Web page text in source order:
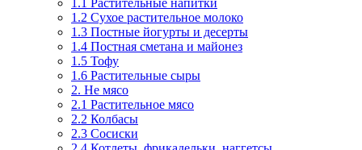
1.2 Сухое растительное молоко
1.3 Постные йогурты и десерты
1.4 Постная сметана и майонез
1.5 Тофу
1.6 Растительные сыры
2. Не мясо
2.1 Растительное мясо
2.2 Колбасы
2.3 Сосиски